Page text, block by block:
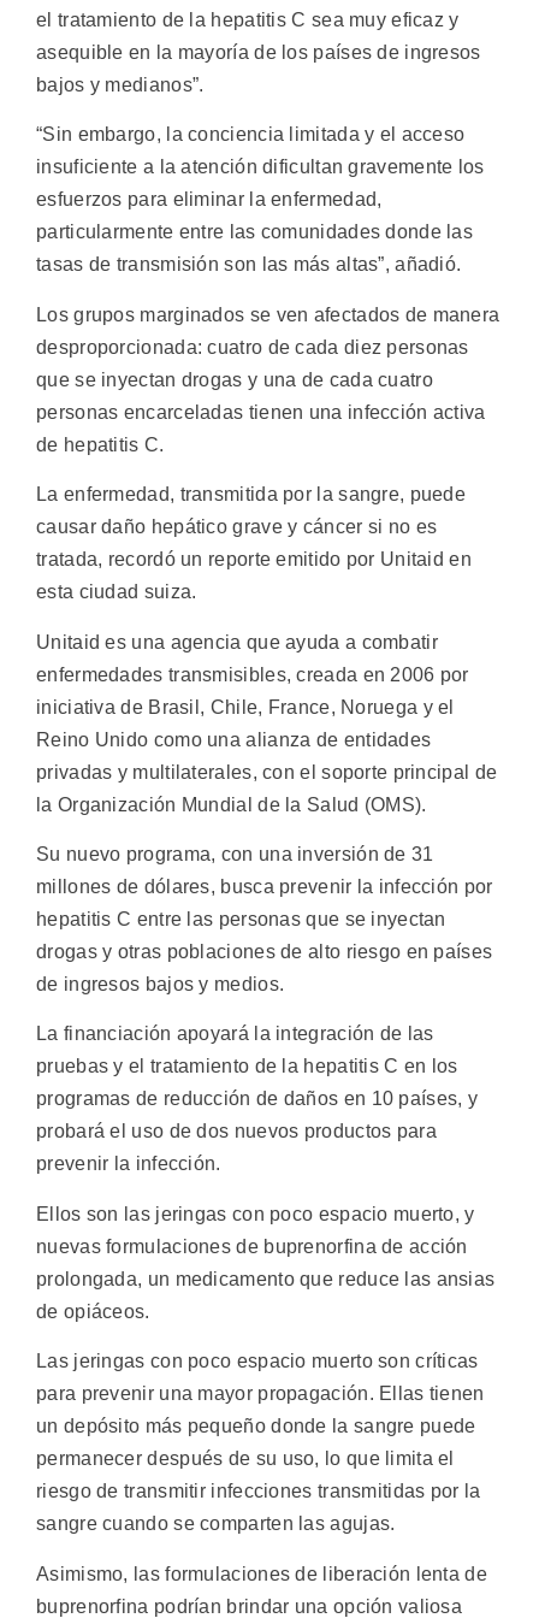
el tratamiento de la hepatitis C sea muy eficaz y
asequible en la mayoría de los países de ingresos
bajos y medianos”.
“Sin embargo, la conciencia limitada y el acceso
insuficiente a la atención dificultan gravemente los
esfuerzos para eliminar la enfermedad,
particularmente entre las comunidades donde las
tasas de transmisión son las más altas”, añadió.
Los grupos marginados se ven afectados de manera
desproporcionada: cuatro de cada diez personas
que se inyectan drogas y una de cada cuatro
personas encarceladas tienen una infección activa
de hepatitis C.
La enfermedad, transmitida por la sangre, puede
causar daño hepático grave y cáncer si no es
tratada, recordó un reporte emitido por Unitaid en
esta ciudad suiza.
Unitaid es una agencia que ayuda a combatir
enfermedades transmisibles, creada en 2006 por
iniciativa de Brasil, Chile, France, Noruega y el
Reino Unido como una alianza de entidades
privadas y multilaterales, con el soporte principal de
la Organización Mundial de la Salud (OMS).
Su nuevo programa, con una inversión de 31
millones de dólares, busca prevenir la infección por
hepatitis C entre las personas que se inyectan
drogas y otras poblaciones de alto riesgo en países
de ingresos bajos y medios.
La financiación apoyará la integración de las
pruebas y el tratamiento de la hepatitis C en los
programas de reducción de daños en 10 países, y
probará el uso de dos nuevos productos para
prevenir la infección.
Ellos son las jeringas con poco espacio muerto, y
nuevas formulaciones de buprenorfina de acción
prolongada, un medicamento que reduce las ansias
de opiáceos.
Las jeringas con poco espacio muerto son críticas
para prevenir una mayor propagación. Ellas tienen
un depósito más pequeño donde la sangre puede
permanecer después de su uso, lo que limita el
riesgo de transmitir infecciones transmitidas por la
sangre cuando se comparten las agujas.
Asimismo, las formulaciones de liberación lenta de
buprenorfina podrían brindar una opción valiosa